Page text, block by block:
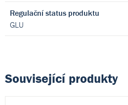
Regulační status produktu
GLU
Související produkty